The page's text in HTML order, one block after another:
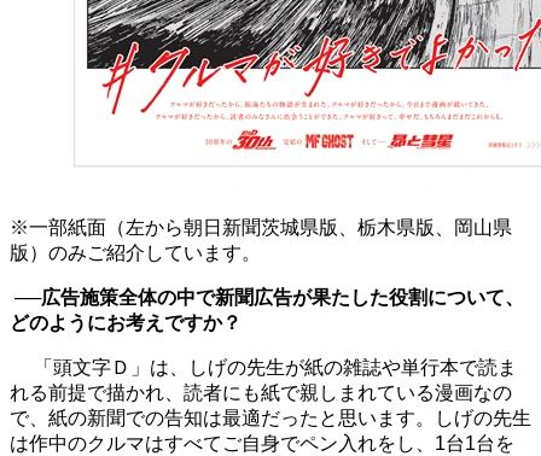
※一部紙面（左から朝日新聞茨城県版、栃木県版、岡山県
版）のみご紹介しています。
──広告施策全体の中で新聞広告が果たした役割について、
どのようにお考えですか？
「頭文字Ｄ」は、しげの先生が紙の雑誌や単行本で読ま
れる前提で描かれ、読者にも紙で親しまれている漫画なの
で、紙の新聞での告知は最適だったと思います。しげの先生
は作中のクルマはすべてご自身でペン入れをし、 1台1台を